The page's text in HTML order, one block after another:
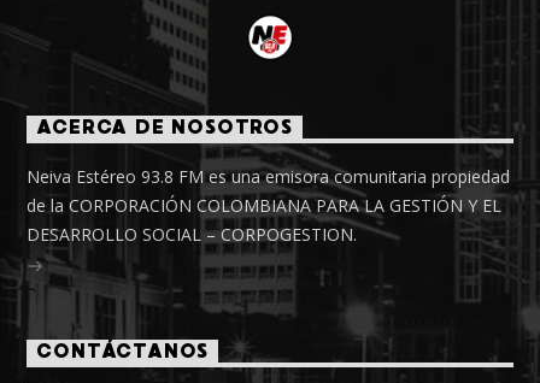
ACERCA DE NOSOTROS
Neiva Estéreo 93.8 FM es una emisora comunitaria propiedad
de la CORPORACIÓN COLOMBIANA PARA LA GESTIÓN Y EL
DESARROLLO SOCIAL – CORPOGESTION.
CONTÁCTANOS